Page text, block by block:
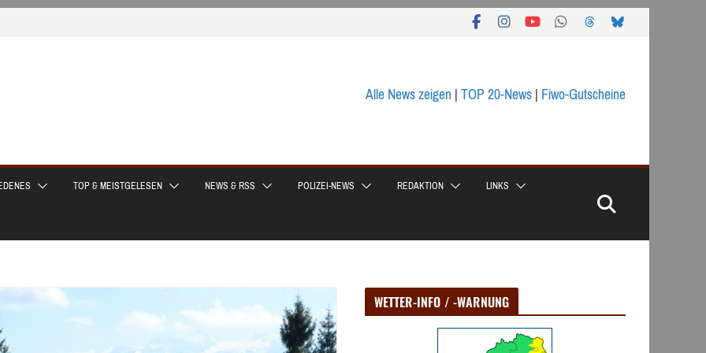
Alle News zeigen|TOP 20-News|Fiwo-Gutscheine
TOP & MEISTGELESEN NEWS & RSS POLIZEI-NEWS REDAKTION LINKS
WETTER-INFO / -WARNUNG